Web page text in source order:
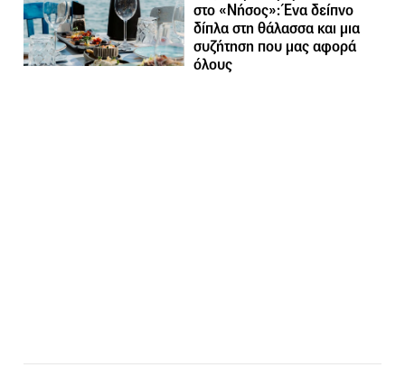
στο «Νήσος»: Ένα δείπνο
δίπλα στη θάλασσα και μια
συζήτηση που μας αφορά
όλους